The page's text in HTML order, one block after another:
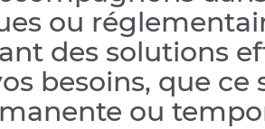
ou
des solutions
besoins, que ce
ou